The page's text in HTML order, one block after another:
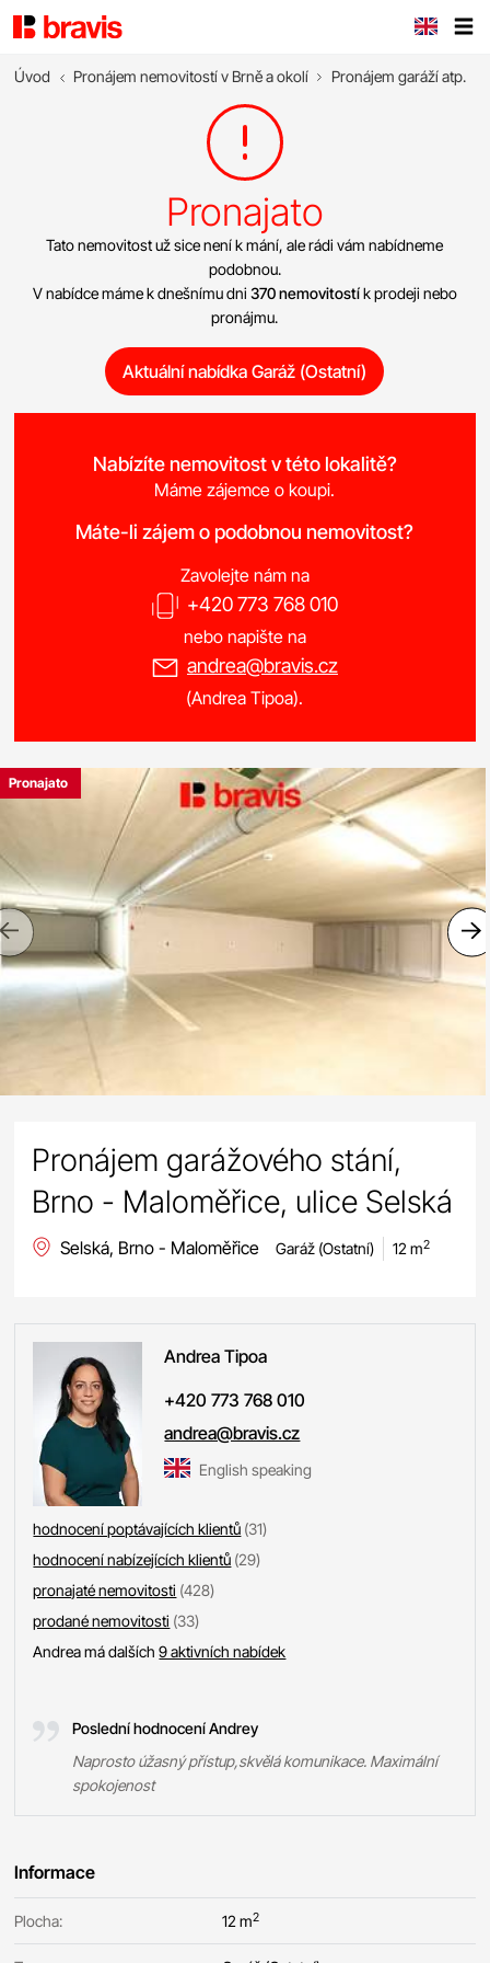
Úvod Pronájem nemovitostí v Brně a okolí Pronájem garáží atp.
Pronajato
Tato nemovitost už sice není k mání, ale rádi vám nabídneme
podobnou.
V nabídce máme k dnešnímu dni 370 nemovitostík prodeji nebo
pronájmu.
Aktuální nabídka Garáž (Ostatní)
Nabízíte nemovitost v této lokalitě?
Máme zájemce o koupi.
Máte-li zájem o podobnou nemovitost?
Zavolejte nám na
+420 773 768 010
nebo napište na
andrea@bravis.cz
(Andrea Tipoa).
Previous
Pronajato
Pronájem garážového stání,
Brno - Maloměřice, ulice Selská
Selská, Brno - Maloměřice Garáž (Ostatní) 12 m2
AndreaTipoa
+420 773 768 010
andrea@bravis.cz
English speaking
hodnocení poptávajících klientů (31)
hodnocení nabízejících klientů (29)
pronajaté nemovitosti (428)
prodané nemovitosti (33)
Andrea má dalších9 aktivních nabídek
Poslední hodnocení Andrey
Naprosto úžasný přístup,skvělá komunikace. Maximální
spokojenost
Informace
Plocha: 12 m2